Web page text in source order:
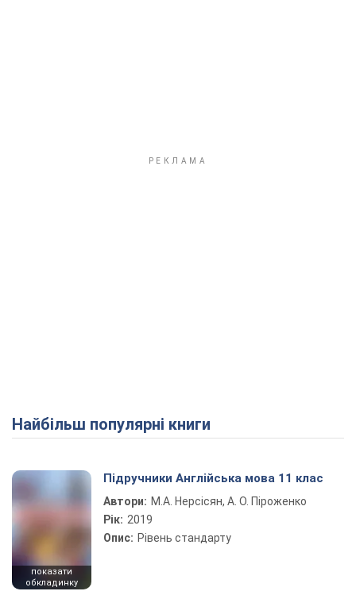
Найбільш популярні книги
показати
обкладинку
Підручники Англійська мова 11 клас
Автори: М.А. Нерсісян, А. О. Піроженко
Рік: 2019
Опис: Рівень стандарту